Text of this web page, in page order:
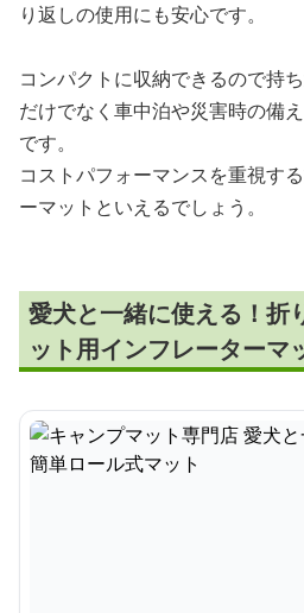
り返しの使用にも安心です。
コンパクトに収納できるので持
だけでなく車中泊や災害時の備
です。
コストパフォーマンスを重視す
ーマットといえるでしょう。
愛犬と一緒に使える！折
ット用インフレーターマ